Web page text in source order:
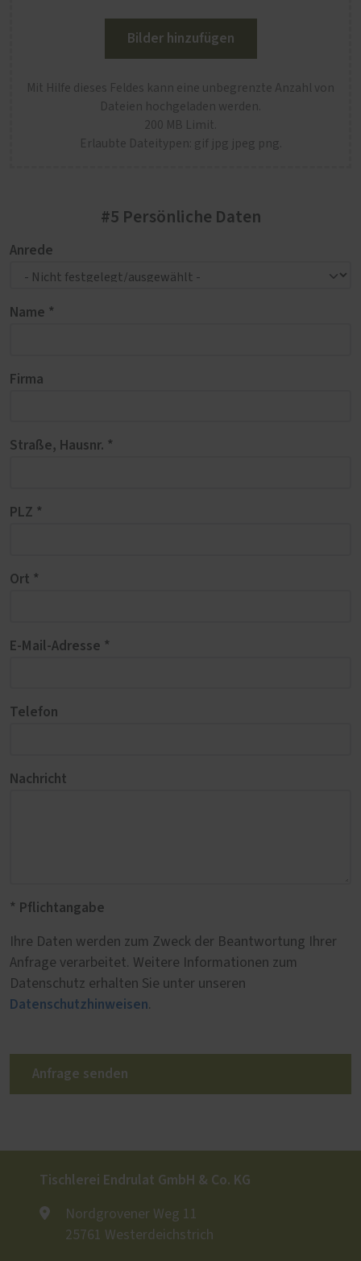
Bilder hinzufügen
Mit Hilfe dieses Feldes kann eine unbegrenzte Anzahl von
Dateien hochgeladen werden.
200 MB Limit.
Erlaubte Dateitypen: gif jpg jpeg png.
#5 Persönliche Daten
Anrede
Name *
Firma
Straße, Hausnr. *
PLZ *
Ort *
E-Mail-Adresse *
Telefon
Nachricht
* Pflichtangabe
Ihre Daten werden zum Zweck der Beantwortung Ihrer
Anfrage verarbeitet. Weitere Informationen zum
Datenschutz erhalten Sie unter unseren
Datenschutzhinweisen.
Anfrage senden
Tischlerei Endrulat GmbH & Co. KG
Nordgrovener Weg 11
25761 Westerdeichstrich